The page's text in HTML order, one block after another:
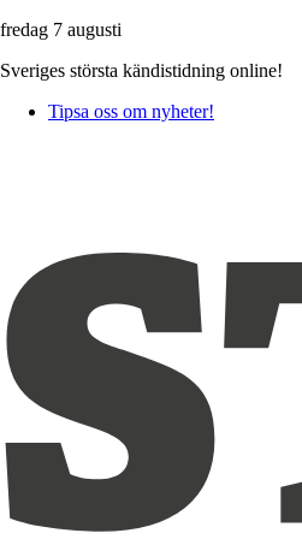
fredag 7 augusti
Sveriges största kändistidning online!
Tipsa oss om nyheter!